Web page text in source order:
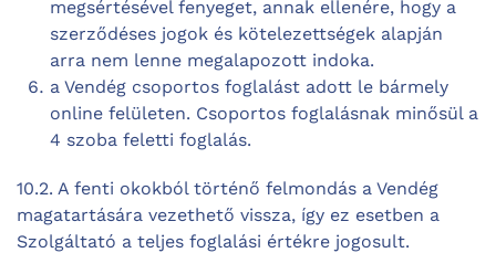
megsértésével fenyeget, annak ellenére, hogy a
szerződéses jogok és kötelezettségek alapján
arra nem lenne megalapozott indoka.
a Vendég csoportos foglalást adott le bármely
online felületen. Csoportos foglalásnak minősül a
4 szoba feletti foglalás.
10.2. A fenti okokból történő felmondás a Vendég
magatartására vezethető vissza, így ez esetben a
Szolgáltató a teljes foglalási értékre jogosult.